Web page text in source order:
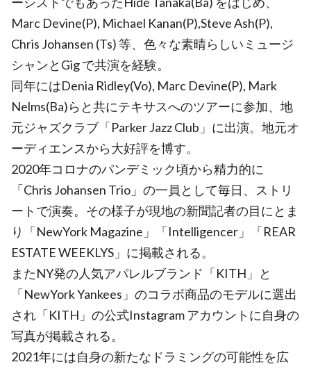
Marc Devine(P), Michael Kanan(P),Steve Ash(P),
Chris Johansen (Ts) 等、色々な素晴らしいミュージ
シャンとGig で共演を経験。
同年にはDenia Ridley(Vo), Marc Devine(P), Mark
Nelms(Ba)らと共にテキサスへのツアーに参加、地
元ジャズクラブ「Parker Jazz Club」に出演。地元オ
ーディエンスから大好評を博す。
2020年コロナのパンデミック頃から精力的に
「Chris Johansen Trio」の一員として毎日、ストリ
ートで演奏。その様子が現地の新聞記者の目にとま
り「NewYork Magazine」「Intelligencer」「REAR
ESTATE WEEKLYS」に掲載される。
またNY発の人気アパレルブランド「KITH」と
「NewYork Yankees」のコラボ商品のモデルに選出
され「KITH」の公式Instagram アカウントに自身の
写真が掲載される。
2021年には自身の新たなドラミングの可能性を広